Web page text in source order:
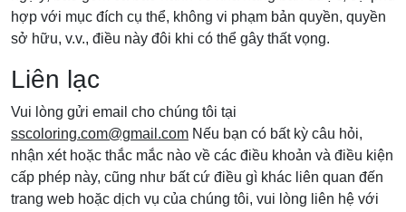
hợp với mục đích cụ thể, không vi phạm bản quyền, quyền
sở hữu, v.v., điều này đôi khi có thể gây thất vọng.
Liên lạc
Vui lòng gửi email cho chúng tôi tại
sscoloring.com@gmail.com Nếu bạn có bất kỳ câu hỏi,
nhận xét hoặc thắc mắc nào về các điều khoản và điều kiện
cấp phép này, cũng như bất cứ điều gì khác liên quan đến
trang web hoặc dịch vụ của chúng tôi, vui lòng liên hệ với